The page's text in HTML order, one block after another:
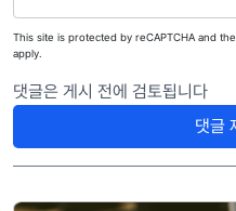
This site is protected by reCAPTCHA and
apply.
댓글은 게시 전에 검토됩니다
댓글